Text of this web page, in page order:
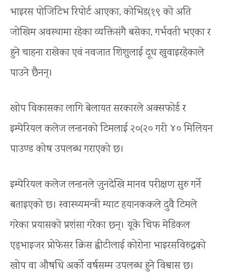
भाइरस पोजिटिभ रिपोर्ट आएका, कोभिड(१९ को अति
जोखिम अवस्थामा रहेका व्यक्तिसंगै बसेका, गर्भवती भएका र
हुने चाहना राखेका एवं नवजात शिशुलाई दूध खुवाइरहेकाले
पाउने छैनन्।
खोप विकासका लागि बेलायत सरकारले अक्सफोर्ड र
इम्पेरियल कलेज लन्डनको टिमलाई २०(२० गरी ४० मिलियन
पाउण्ड कोष उपलब्ध गराएको छ।
इम्पेरियल कलेज लन्डनले जुनदेखि मानव परीक्षण सुरु गर्ने
बताइएको छ। स्वास्थ्यमन्त्री म्याट हयानककले दुवै टिमले
गरेका प्रयासको प्रशंसा गरेका छन्। यूके चिफ मेडिकल
एड्भाइजर प्रोफेसर क्रिस ह्वीटीलाई कोरोना भाइरसविरुद्धको
खोप वा औषधि अर्को वर्षसम्म उपलब्ध हुने विश्वास छ।